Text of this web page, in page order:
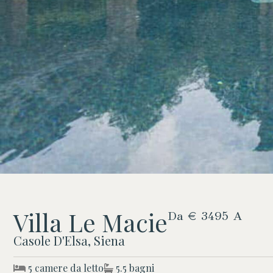
Villa Le MacieDa € 3495 A
Casole D'Elsa, Siena
5 camere da letto 5.5 bagni